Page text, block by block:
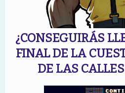
¿CONSEGUIRÁS
FINAL DE LA
DE LAS